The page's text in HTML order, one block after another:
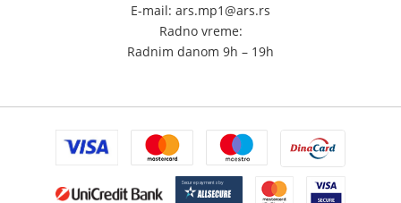
E-mail: ars.mp1@ars.rs
Radno vreme:
Radnim danom 9h – 19h